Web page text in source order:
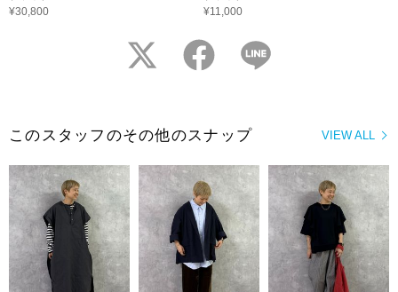
¥30,800
¥11,000
twitter facebook
VIEW ALL
このスタッフのその他のスナップ